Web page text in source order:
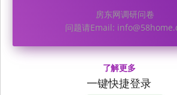
房东网调研问卷
问题请Email:
了解更多
一键快捷登录